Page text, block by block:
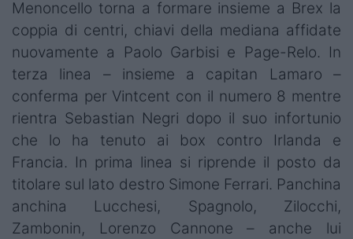
Menoncello torna a formare insieme a Brex la
coppia di centri, chiavi della mediana affidate
nuovamente a Paolo Garbisi e Page-Relo. In
terza linea – insieme a capitan Lamaro –
conferma per Vintcent con il numero 8 mentre
rientra Sebastian Negri dopo il suo infortunio
che lo ha tenuto ai box contro Irlanda e
Francia. In prima linea si riprende il posto da
titolare sul lato destro Simone Ferrari. Panchina
anchina Lucchesi, Spagnolo, Zilocchi,
Zambonin, Lorenzo Cannone – anche lui